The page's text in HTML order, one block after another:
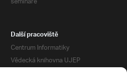
Další pracoviště
Centrum Informatiky
Vědecká knihovna UJEP